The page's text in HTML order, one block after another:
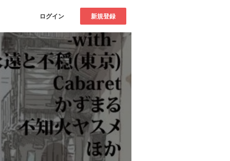
ログイン 新規登録